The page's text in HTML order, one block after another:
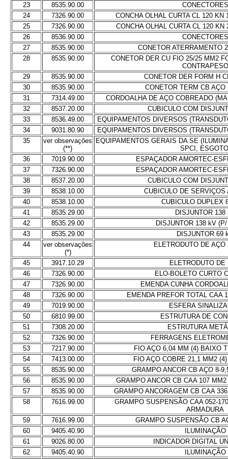
23
8535.90.00
CONECTORES
24
7326.90.00
CONCHA OLHAL CURTA CL 120 KN
25
7326.90.00
CONCHA OLHAL CURTA CL 120
26
8536.90.00
CONECTORES
27
8535.90.00
CONETOR ATERRAMENTO
28
8535.90.00
CONETOR DER CU FIO 25/25 MM2
CONTRAPESO
29
8535.90.00
CONETOR DER FORM H
30
8535.90.00
CONETOR TERM CB AÇO
31
7314.49.00
CORDOALHA DE AÇO COBREADO
32
8537.20.00
CUBICULO COM
33
8536.49.00
EQUIPAMENTOS DIVERSOS
34
9031.80.90
EQUIPAMENTOS DIVERSOS
35
ver observações
(**)
EQUIPAMENTOS GERAIS DA SE
SPCI,
36
7019.90.00
ESPAÇADOR AMORTEC-
37
7326.90.00
ESPAÇADOR AMORTEC-
38
8537.20.00
CUBICULO COM
39
8538.10.00
CUBICULO DE SERVIÇOS
40
8538.10.00
CUBICULO DUPLEX
41
8535.29.00
DISJUNTOR 138
42
8535.29.00
DISJUNTOR 138 kV
43
8535.29.00
DISJUNTOR 69
44
ver observações
(*)
ELETRODUTO DE AÇO
45 3917.10.29
ELETRODUTO DE
46
7326.90.00
ELO-BOLETO CURTO
47
7326.90.00
EMENDA CUNHA
48
7326.90.00
EMENDA PREFOR TOTAL CAA
49
7019.90.00
ESFERA
50
6810.99.00
ESTRUTURA DE
51
7308.20.00
ESTRUTURA
52
7326.90.00
FERRAGENS
53
7217.90.00
FIO AÇO 6,04 MM (4) BAIXO
54
7413.00.00
FIO AÇO COBRE 21,1 MM2
55
8535.90.00
GRAMPO ANCOR CB AÇO 8-
56
8535.90.00
GRAMPO ANCOR CB CAA 107
57
8535.90.00
GRAMPO ANCORAGEM CB CAA
58
7616.99.00
GRAMPO SUSPENSÃO CAA 052-
ARMADURA
59
7616.99.00
GRAMPO SUSPENSÃO CB
60
9405.40.90
ILUMINAÇÃO
61
9026.80.00
INDICADOR DIGITAL
62
9405.40.90 ILUMINAÇÃO